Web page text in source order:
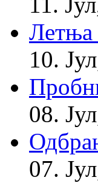
Летња
10.
08.
07.